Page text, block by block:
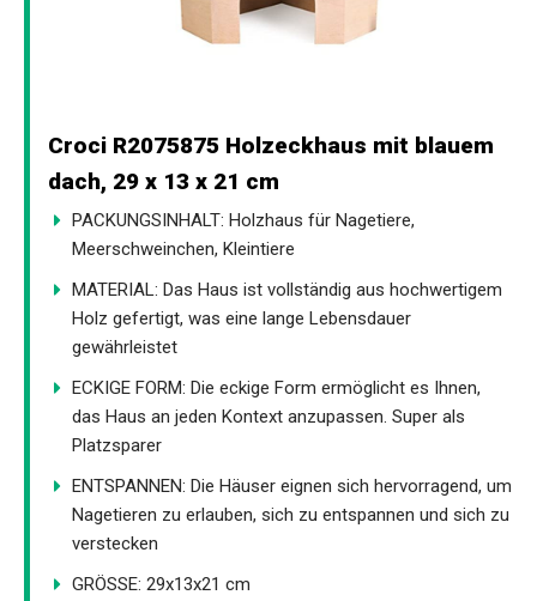
Croci R2075875 Holzeckhaus mit blauem
dach, 29 x 13 x 21 cm
PACKUNGSINHALT: Holzhaus für Nagetiere,
Meerschweinchen, Kleintiere
MATERIAL: Das Haus ist vollständig aus hochwertigem
Holz gefertigt, was eine lange Lebensdauer
gewährleistet
ECKIGE FORM: Die eckige Form ermöglicht es Ihnen,
das Haus an jeden Kontext anzupassen. Super als
Platzsparer
ENTSPANNEN: Die Häuser eignen sich hervorragend, um
Nagetieren zu erlauben, sich zu entspannen und sich zu
verstecken
GRÖSSE: 29x13x21 cm